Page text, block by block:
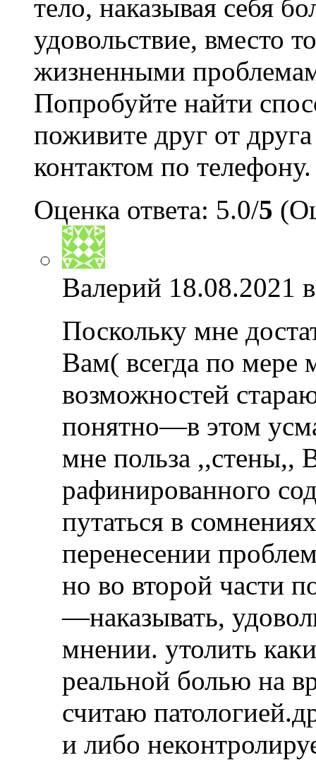
тело, наказывая себя
удовольствие, вместо
жизненными
Попробуйте найти
поживите друг от
контактом по телефону.
Оценка ответа: 5.0/5
Валерий 18.08.2021
Поскольку мне
Вам( всегда по мере
возможностей
понятно—в этом
мне польза ,,стены,,
рафинированного
путаться в
перенесении
но во второй части
—наказывать,
мнении. утолить
реальной болью на
считаю
и либо